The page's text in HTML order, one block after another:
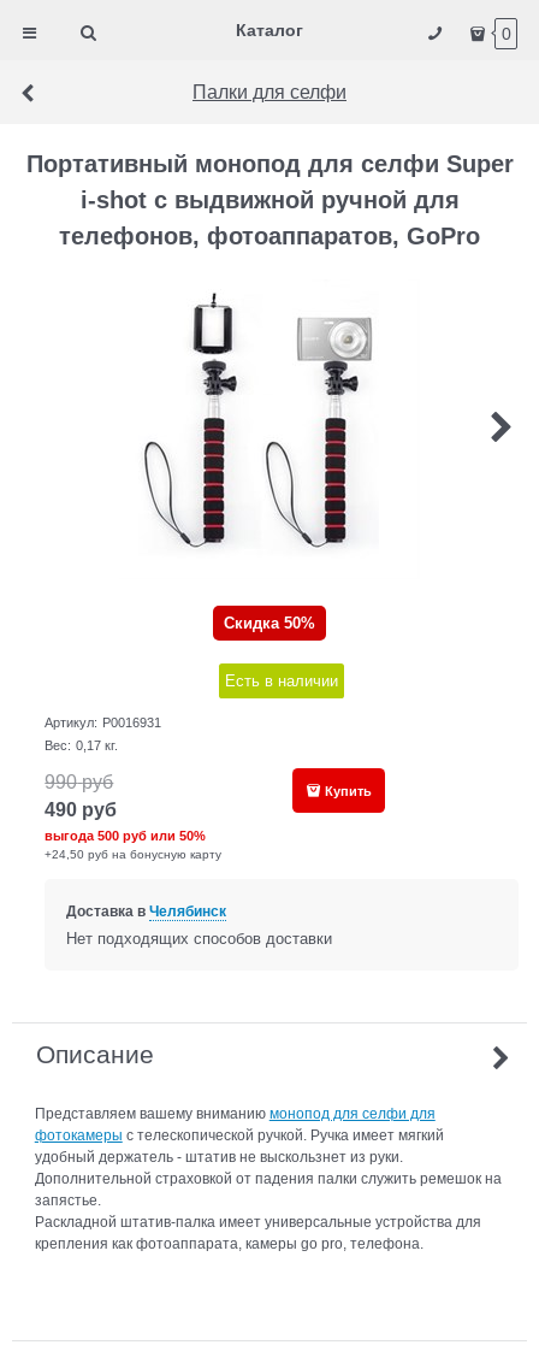
Каталог 0
Палки для селфи
Портативный монопод для селфи Super
i-shot с выдвижной ручной для
телефонов, фотоаппаратов, GoPro
Скидка 50%
Есть в наличии
Артикул: P0016931
Вес: 0,17 кг.
990 руб
490 руб
выгода500 руб или50%
+24,50 руб на бонусную карту
Купить
Доставка в Челябинск
Нет подходящих способов доставки
Описание
Представляем вашему вниманию монопод для селфи для
фотокамеры с телескопической ручкой. Ручка имеет мягкий
удобный держатель - штатив не выскользнет из руки.
Дополнительной страховкой от падения палки служить ремешок на
запястье.
Раскладной штатив-палка имеет универсальные устройства для
крепления как фотоаппарата, камеры go pro, телефона.